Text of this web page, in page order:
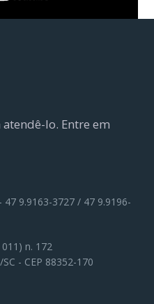
lo. Entre em
9.9163-3727 / 47 9.9196-
n. 172
- CEP 88352-170